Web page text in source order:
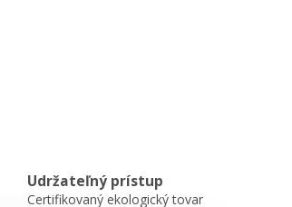
Udržateľný prístup
Certifikovaný ekologický tovar